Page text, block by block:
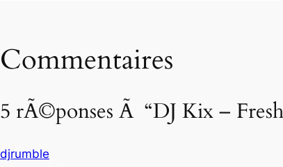
Commentaires
5 rÃ©ponses Ã “DJ Kix –
djrumble